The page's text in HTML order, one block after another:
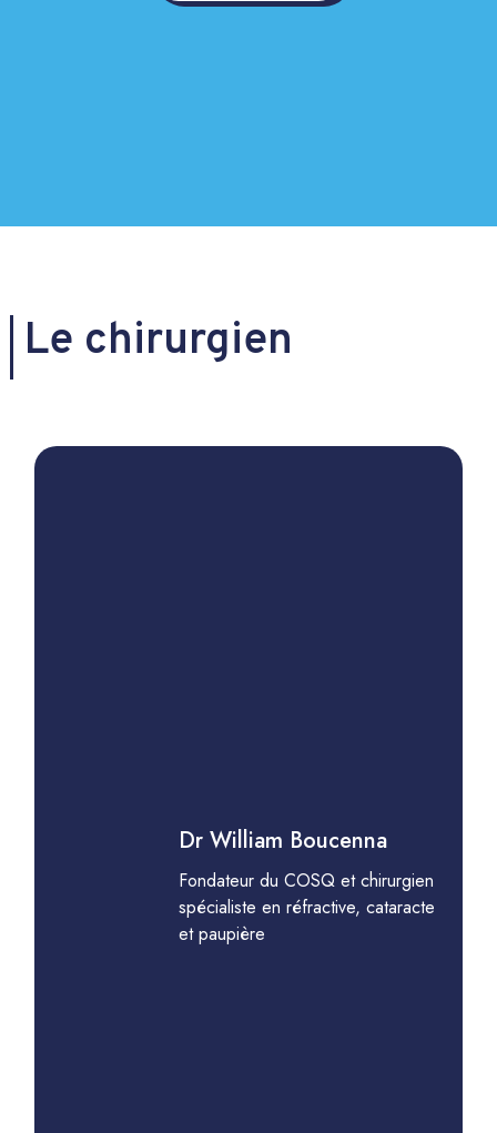
Le chirurgien
Dr William Boucenna
Fondateur du COSQ et chirurgien
spécialiste en réfractive, cataracte
et paupière